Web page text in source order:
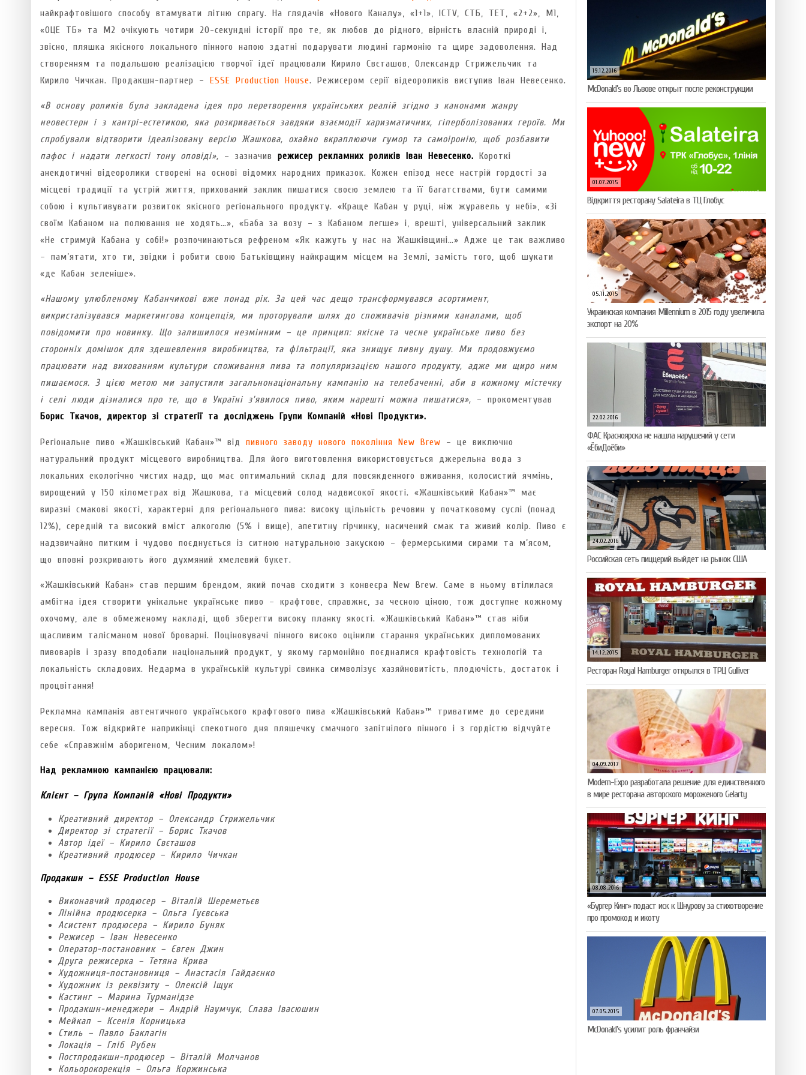
найкрафтовішого способу втамувати літню спрагу. На глядачів «Нового Каналу», «1+1», ICTV, СТБ, ТЕТ, «2+2», М1,
«ОЦЕ ТБ» та М2 очікують чотири 20-секундні історії про те, як любов до рідного, вірність власній природі і,
звісно, пляшка якісного локального пінного напою здатні подарувати людині гармонію та щире задоволення. Над
створенням та подальшою реалізацією творчої ідеї працювали Кирило Свєташов, Олександр Стрижельчик та
Кирило Чичкан. Продакшн-партнер – ESSE Production House. Режисером серії відеороликів виступив Іван Невесенко.
«В основу роликів була закладена ідея про перетворення українських реалій згідно з канонами жанру
неовестерн і з кантрі-естетикою, яка розкривається завдяки взаємодії харизматичних, гіперболізованих героїв. Ми
спробували відтворити ідеалізовану версію Жашкова, охайно вкраплюючи гумор та самоіронію, щоб розбавити
пафос і надати легкості тону оповіді», – зазначив режисер рекламних роликів Іван Невесенко. Короткі
анекдотичні відеоролики створені на основі відомих народних приказок. Кожен епізод несе настрій гордості за
місцеві традиції та устрій життя, прихований заклик пишатися своєю землею та її багатствами, бути самими
собою і культивувати розвиток якісного регіонального продукту. «Краще Кабан у руці, ніж журавель у небі», «Зі
своїм Кабаном на полювання не ходять…», «Баба за возу – з Кабаном легше» і, врешті, універсальний заклик
«Не стримуй Кабана у собі!» розпочинаються рефреном «Як кажуть у нас на Жашківщині…» Адже це так важливо
– пам’ятати, хто ти, звідки і робити свою Батьківщину найкращим місцем на Землі, замість того, щоб шукати
«де Кабан зеленіше».
«Нашому улюбленому Кабанчикові вже понад рік. За цей час дещо трансформувався асортимент,
викристалізувався маркетингова концепція, ми проторували шлях до споживачів різними каналами, щоб
повідомити про новинку. Що залишилося незмінним – це принцип: якісне та чесне українське пиво без
сторонніх домішок для здешевлення виробництва, та фільтрації, яка знищує пивну душу. Ми продовжуємо
працювати над вихованням культури споживання пива та популяризацією нашого продукту, адже ми щиро ним
пишаємося. З цією метою ми запустили загальнонаціональну кампанію на телебаченні, аби в кожному містечку
і селі люди дізналися про те, що в Україні з’явилося пиво, яким нарешті можна пишатися», – прокоментував
Борис Ткачов, директор зі стратегії та досліджень Групи Компаній «Нові Продукти».
Регіональне пиво «Жашківський Кабан»™ від пивного заводу нового покоління New Brew – це виключно
натуральний продукт місцевого виробництва. Для його виготовлення використовується джерельна вода з
локальних екологічно чистих надр, що має оптимальний склад для повсякденного вживання, колосистий ячмінь,
вирощений у 150 кілометрах від Жашкова, та місцевий солод надвисокої якості. «Жашківський Кабан»™ має
виразні смакові якості, характерні для регіонального пива: високу щільність речовин у початковому суслі (понад
12%), середній та високий вміст алкоголю (5% і вище), апетитну гірчинку, насичений смак та живий колір. Пиво є
надзвичайно питким і чудово поєднується із ситною натуральною закускою – фермерськими сирами та м’ясом,
що вповні розкривають його духмяний хмелевий букет.
«Жашківський Кабан» став першим брендом, який почав сходити з конвеєра New Brew. Саме в ньому втілилася
амбітна ідея створити унікальне українське пиво – крафтове, справжнє, за чесною ціною, тож доступне кожному
охочому, але в обмеженому накладі, щоб зберегти високу планку якості. «Жашківський Кабан»™ став ніби
щасливим талісманом нової броварні. Поціновувачі пінного високо оцінили старання українських дипломованих
пивоварів і зразу вподобали національний продукт, у якому гармонійно поєдналися крафтовість технологій та
локальність складових. Недарма в українській культурі свинка символізує хазяйновитість, плодючість, достаток і
процвітання!
Рекламна кампанія автентичного українського крафтового пива «Жашківський Кабан»™ триватиме до середини
вересня. Тож відкрийте наприкінці спекотного дня пляшечку смачного запітнілого пінного і з гордістю відчуйте
себе «Справжнім аборигеном, Чесним локалом»!
Над рекламною кампанією працювали:
Клієнт – Група Компаній «Нові Продукти»
Креативний директор – Олександр Стрижельчик
Директор зі стратегії – Борис Ткачов
Автор ідеї – Кирило Свєташов
Креативний продюсер – Кирило Чичкан
Продакшн – ESSE Production House
Виконавчий продюсер – Віталій Шереметьєв
Лінійна продюсерка – Ольга Гуєвська
Асистент продюсера – Кирило Буняк
Режисер – Іван Невесенко
Оператор-постановник – Євген Джин
Друга режисерка – Тетяна Крива
Художниця-постановниця – Анастасія Гайдаєнко
Художник із реквізиту – Олексій Іщук
Кастинг – Марина Турманідзе
Продакшн-менеджери – Андрій Наумчук, Слава Івасюшин
Мейкап – Ксенія Корницька
Стиль – Павло Баклагін
Локація – Гліб Рубен
Постпродакшн-продюсер – Віталій Молчанов
Кольорокорекція – Ольга Коржинська
19.12.2016
McDonald’s во Львове открыт после реконструкции
01.07.2015
Відкриття ресторану Salateirа в ТЦ Глобус
05.11.2015
Украинская компания Millennium в 2015 году увеличила
экспорт на 20%
22.02.2016
ФАС Красноярска не нашла нарушений у сети
«ЁбиДоёби»
24.02.2016
Российская сеть пиццерий выйдет на рынок США
14.12.2015
Ресторан Royal Hamburger открылся в ТРЦ Gulliver
04.09.2017
Modern-Expo разработала решение для единственного
в мире ресторана авторского мороженого Gelarty
08.08.2016
«Бургер Кинг» подаст иск к Шнурову за стихотворение
про промокод и икоту
07.05.2015
McDonald’s усилит роль франчайзи